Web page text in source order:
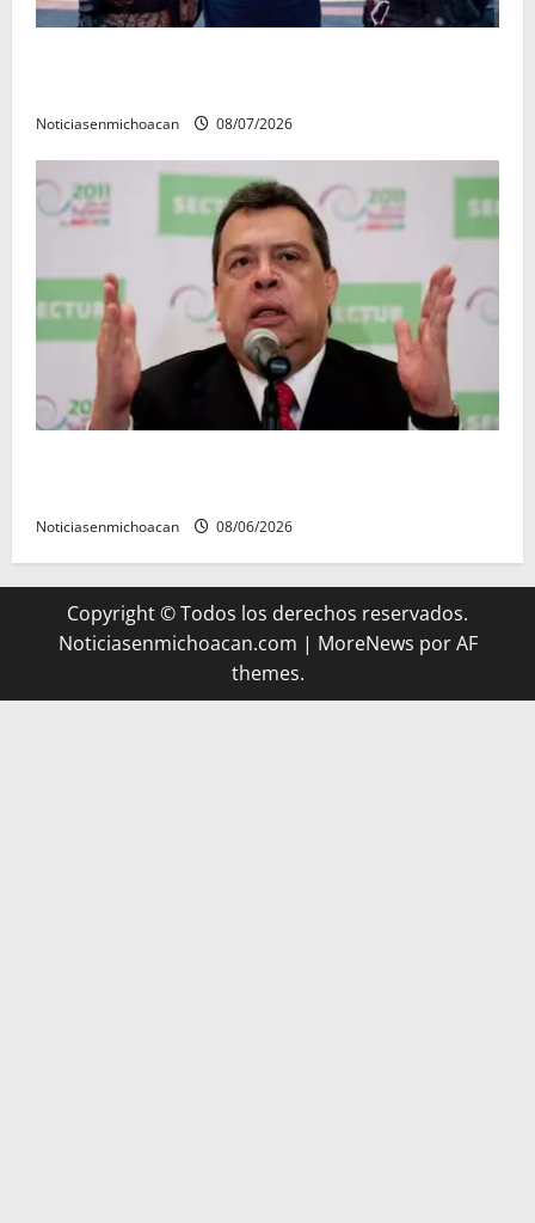
Noticiasenmichoacan 08/07/2026
Noticiasenmichoacan 08/06/2026
Copyright © Todos los derechos reservados.
Noticiasenmichoacan.com | MoreNews por AF
themes.